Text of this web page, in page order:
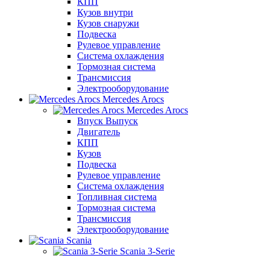
Кузов внутри
Кузов снаружи
Подвеска
Рулевое управление
Система охлаждения
Тормозная система
Трансмиссия
Электрооборудование
Mercedes Arocs
Mercedes Arocs
Впуск Выпуск
Двигатель
КПП
Кузов
Подвеска
Рулевое управление
Система охлаждения
Топливная система
Тормозная система
Трансмиссия
Электрооборудование
Scania
Scania 3-Serie